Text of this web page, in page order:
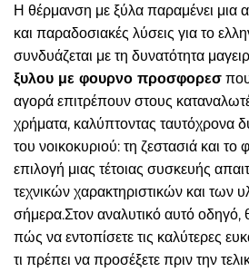
Η θέρμανση με ξύλα παραμένει μια
και παραδοσιακές λύσεις για το
συνδυάζεται με τη δυνατότητα
ξυλου με φουρνο προσφορεσ
αγορά επιτρέπουν στους
χρήματα, καλύπτοντας ταυτόχρονα
του νοικοκυριού: τη ζεστασιά και
επιλογή μιας τέτοιας συσκευής
τεχνικών χαρακτηριστικών και των
σήμερα.Στον αναλυτικό αυτό οδηγό,
πώς να εντοπίσετε τις καλύτερες
τι πρέπει να προσέξετε πριν την